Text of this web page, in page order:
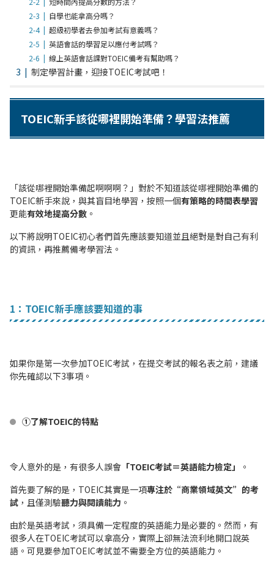
自學也能拿高分嗎？
超級初學者去參加考試有意義嗎？
英語會話的學習足以應付考試嗎？
線上英語會話課對TOEIC備考有幫助嗎？
制定學習計畫，迎接TOEIC考試吧！
TOEIC新手該從哪裡開始準備？學習法推薦
「該從哪裡開始準備起啊啊啊？」對於不知道該從哪裡開始準備的
TOEIC新手來說，與其盲目地學習，按照一個有策略的時間表學習
更能有效地提高分數 。
以下將說明TOEIC初心者們首先應該要知道並且絕對是對自己有利
的資訊，再推薦備考學習法。
1：TOEIC新手應該要知道的事
如果你是第一次參加TOEIC考試，在提交考試的報名表之前，建議
你先確認以下3事項。
①了解TOEIC的特點
令人意外的是，有很多人誤會 「TOEIC考試＝英語能力檢定」
。
首先要了解的是，TOEIC其實是一項專注於“商業領域英文”的考
試 ，且僅測驗聽力與閱讀能力 。
由於是英語考試，須具備一定程度的英語能力是必要的。然而，有
很多人在TOEIC考試可以拿高分，實際上卻無法流利地開口說英
語。可見要參加TOEIC考試並不需要全方位的英語能力。